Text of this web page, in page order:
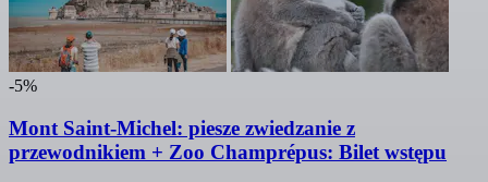
-5%
Mont Saint-Michel: piesze zwiedzanie z
przewodnikiem + Zoo Champrépus: Bilet wstępu